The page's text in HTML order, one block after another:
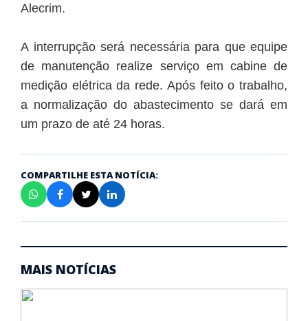
Alecrim.
A interrupção será necessária para que equipe
de manutenção realize serviço em cabine de
medição elétrica da rede. Após feito o trabalho,
a normalização do abastecimento se dará em
um prazo de até 24 horas.
COMPARTILHE ESTA NOTÍCIA:
MAIS NOTÍCIAS